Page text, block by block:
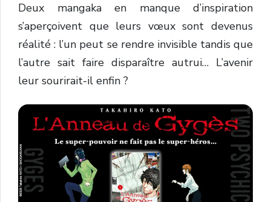
Deux mangaka en manque d’inspiration
s’aperçoivent que leurs vœux sont devenus
réalité : l’un peut se rendre invisible tandis que
l’autre sait faire disparaître autrui… L’avenir
leur sourirait-il enfin ?